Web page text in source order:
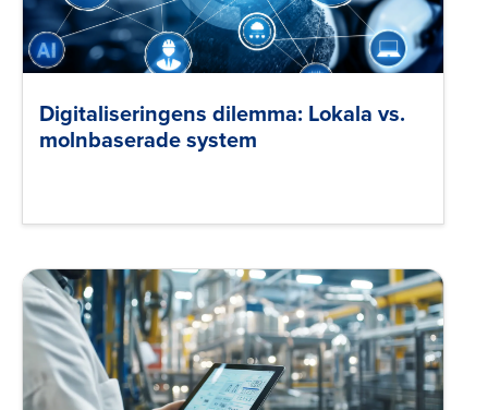
Digitaliseringens dilemma: Lokala vs.
molnbaserade system